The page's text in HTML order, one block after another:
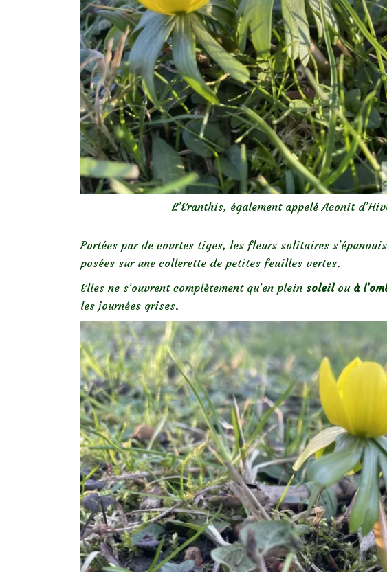
L’Eranthis, également appelé Aconit
Portées par de courtes tiges, les fleurs solitaires
posées sur une collerette de petites feuilles vertes.
Elles ne s’ouvrent complètement qu’en plein soleilou à
les journées grises.